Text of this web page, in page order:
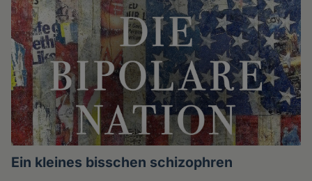
Ein kleines bisschen schizophren